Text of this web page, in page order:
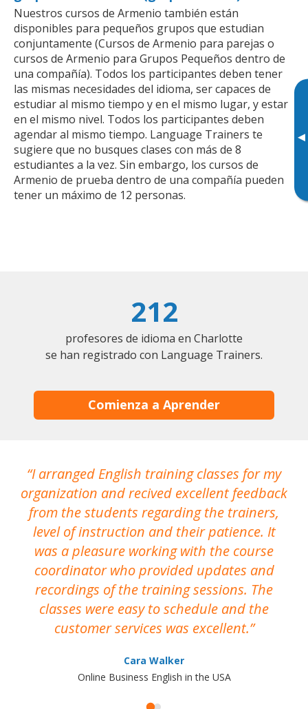
▸
Nuestros cursos de Armenio también están
disponibles para pequeños grupos que estudian
conjuntamente (Cursos de Armenio para parejas o
cursos de Armenio para Grupos Pequeños dentro de
una compañía). Todos los participantes deben tener
las mismas necesidades del idioma, ser capaces de
estudiar al mismo tiempo y en el mismo lugar, y estar
en el mismo nivel. Todos los participantes deben
agendar al mismo tiempo. Language Trainers te
sugiere que no busques clases con más de 8
estudiantes a la vez. Sin embargo, los cursos de
Armenio de prueba dentro de una compañía pueden
tener un máximo de 12 personas.
212
profesores de idioma en Charlotte
se han registrado con Language Trainers.
Comienza a Aprender
I arranged English training classes for my
organization and recived excellent feedback
from the students regarding the trainers,
level of instruction and their patience. It
was a pleasure working with the course
coordinator who provided updates and
recordings of the training sessions. The
classes were easy to schedule and the
customer services was excellent.
Cara Walker
Online Business English in the USA